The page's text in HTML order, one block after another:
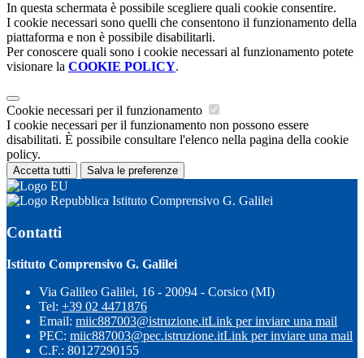
In questa schermata è possibile scegliere quali cookie consentire.
I cookie necessari sono quelli che consentono il funzionamento della
piattaforma e non è possibile disabilitarli.
Per conoscere quali sono i cookie necessari al funzionamento potete
visionare la COOKIE POLICY.
Cookie necessari per il funzionamento
I cookie necessari per il funzionamento non possono essere
disabilitati. È possibile consultare l'elenco nella pagina della cookie
policy.
Accetta tutti Salva le preferenze
Istituto Comprensivo G. Galilei
Contatti
Istituto Comprensivo G. Galilei
Via Galileo Galilei, 16 - 20094 - Corsico (MI)
Tel: +39 02 4471876
Email: miic887003@istruzione.itLink per inviare una mail
PEC: miic887003@pec.istruzione.itLink per inviare una mail
C.F.: 80127290155